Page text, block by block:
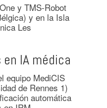
y TMS-Robot
y en la Isla
Les
IA médica
equipo MediCIS
de Rennes 1)
automática